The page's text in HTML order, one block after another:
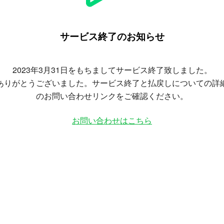
サービス終了のお知らせ
2023年3月31日をもちましてサービス終了致しました。
りがとうございました。サービス終了と払戻しについての詳
のお問い合わせリンクをご確認ください。
お問い合わせはこちら